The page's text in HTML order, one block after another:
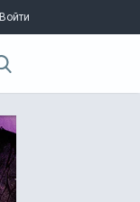
Войти